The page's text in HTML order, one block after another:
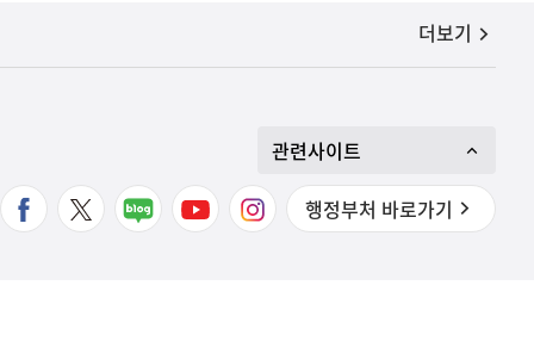
공지사항
더보기
관련사이트
행정부처 바로가기